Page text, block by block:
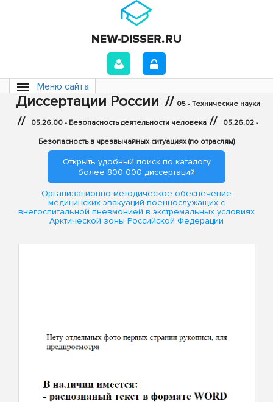
Меню сайта
Диссертации России // 05 - Технические науки
// 05.26.00 - Безопасность деятельности человека // 05.26.02 -
Безопасность в чрезвычайных ситуациях (по отраслям)
Открыть удобный поиск по каталогу
более 800 000 диссертаций
Организационно-методическое обеспечение
медицинских эвакуаций военнослужащих с
внегоспитальной пневмонией в экстремальных условиях
Арктической зоны Российской Федерации